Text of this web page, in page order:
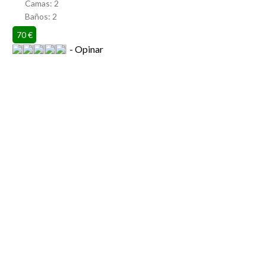
Camas: 2
Baños: 2
70 €
Opinar